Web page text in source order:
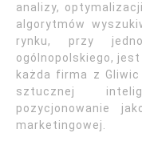
analizy,
algorytmów
rynku, przy
ogólnopolskiego,
każda firma z
sztucznej
pozycjonowanie
marketingowej.